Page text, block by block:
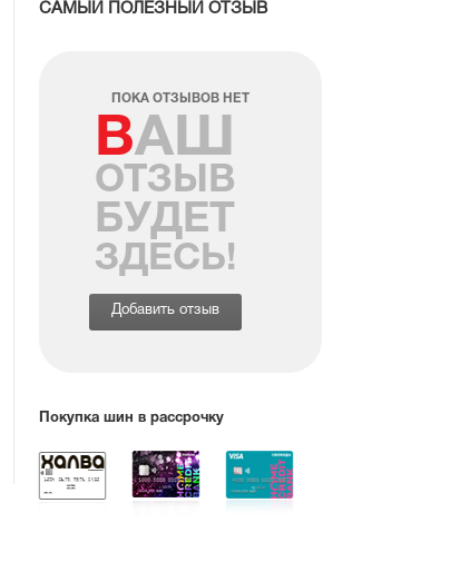
САМЫЙ ПОЛЕЗНЫЙ ОТЗЫВ
ПОКА ОТЗЫВОВ НЕТ
ВАШ
ОТЗЫВ
БУДЕТ
ЗДЕСЬ!
Добавить отзыв
Покупка шин в рассрочку